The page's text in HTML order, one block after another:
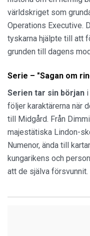
världskriget som
Operations Executive.
tyskarna hjälpte till att
grunden till dagens
Serie – "Sagan om
Serien tar sin början
följer karaktärerna när
till Midgård. Från
majestätiska Lindon-
Numenor, ända till
kungarikens och
att de själva försvunnit.